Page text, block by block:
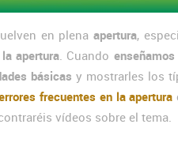
en plena apertura,
apertura. Cuando
básicas y mostrarles los
frecuentes en la apertura
vídeos sobre el tema.